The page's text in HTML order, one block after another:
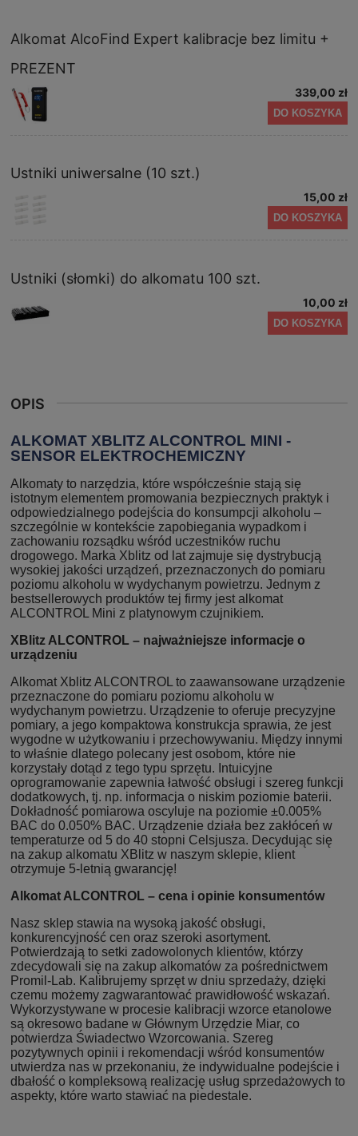
Alkomat AlcoFind Expert kalibracje bez limitu +
PREZENT
339,00 zł
DO KOSZYKA
Ustniki uniwersalne (10 szt.)
15,00 zł
DO KOSZYKA
Ustniki (słomki) do alkomatu 100 szt.
10,00 zł
DO KOSZYKA
OPIS
ALKOMAT XBLITZ ALCONTROL MINI -
SENSOR ELEKTROCHEMICZNY
Alkomaty to narzędzia, które współcześnie stają się
istotnym elementem promowania bezpiecznych praktyk i
odpowiedzialnego podejścia do konsumpcji alkoholu –
szczególnie w kontekście zapobiegania wypadkom i
zachowaniu rozsądku wśród uczestników ruchu
drogowego. Marka Xblitz od lat zajmuje się dystrybucją
wysokiej jakości urządzeń, przeznaczonych do pomiaru
poziomu alkoholu w wydychanym powietrzu. Jednym z
bestsellerowych produktów tej firmy jest alkomat
ALCONTROL Mini z platynowym czujnikiem.
XBlitz ALCONTROL – najważniejsze informacje o
urządzeniu
Alkomat Xblitz ALCONTROL to zaawansowane urządzenie
przeznaczone do pomiaru poziomu alkoholu w
wydychanym powietrzu. Urządzenie to oferuje precyzyjne
pomiary, a jego kompaktowa konstrukcja sprawia, że jest
wygodne w użytkowaniu i przechowywaniu. Między innymi
to właśnie dlatego polecany jest osobom, które nie
korzystały dotąd z tego typu sprzętu. Intuicyjne
oprogramowanie zapewnia łatwość obsługi i szereg funkcji
dodatkowych, tj. np. informacja o niskim poziomie baterii.
Dokładność pomiarowa oscyluje na poziomie ±0.005%
BAC do 0.050% BAC. Urządzenie działa bez zakłóceń w
temperaturze od 5 do 40 stopni Celsjusza. Decydując się
na zakup alkomatu XBlitz w naszym sklepie, klient
otrzymuje 5-letnią gwarancję!
Alkomat ALCONTROL – cena i opinie konsumentów
Nasz sklep stawia na wysoką jakość obsługi,
konkurencyjność cen oraz szeroki asortyment.
Potwierdzają to setki zadowolonych klientów, którzy
zdecydowali się na zakup alkomatów za pośrednictwem
Promil-Lab. Kalibrujemy sprzęt w dniu sprzedaży, dzięki
czemu możemy zagwarantować prawidłowość wskazań.
Wykorzystywane w procesie kalibracji wzorce etanolowe
są okresowo badane w Głównym Urzędzie Miar, co
potwierdza Świadectwo Wzorcowania. Szereg
pozytywnych opinii i rekomendacji wśród konsumentów
utwierdza nas w przekonaniu, że indywidualne podejście i
dbałość o kompleksową realizację usług sprzedażowych to
aspekty, które warto stawiać na piedestale.